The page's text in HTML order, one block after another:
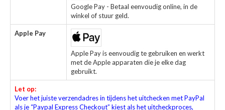
Google Pay - Betaal eenvoudig online, in de
winkel of stuur geld.
Apple Pay
Apple Pay is eenvoudig te gebruiken en werkt
met de Apple apparaten die je elke dag
gebruikt.
Let op:
Voer het juiste verzendadres in tijdens het uitchecken met PayPal
als je “Paypal Express Checkout” kiest als het uitcheckproces,